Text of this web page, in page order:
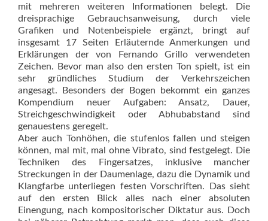
mit mehreren weiteren Informationen belegt. Die
dreisprachige Gebrauchsanweisung, durch viele
Grafiken und Notenbeispiele ergänzt, bringt auf
insgesamt 17 Seiten Erläuternde Anmerkungen und
Erklärungen der von Fernando Grillo verwendeten
Zeichen. Bevor man also den ersten Ton spielt, ist ein
sehr gründliches Studium der Verkehrszeichen
angesagt. Besonders der Bogen bekommt ein ganzes
Kompendium neuer Aufgaben: Ansatz, Dauer,
Streichgeschwindigkeit oder Abhubabstand sind
genauestens geregelt.
Aber auch Tonhöhen, die stufenlos fallen und steigen
können, mal mit, mal ohne Vibrato, sind festgelegt. Die
Techniken des Fingersatzes, inklusive mancher
Streckungen in der Daumenlage, dazu die Dynamik und
Klangfarbe unterliegen festen Vorschriften. Das sieht
auf den ersten Blick alles nach einer absoluten
Einengung, nach kompositorischer Diktatur aus. Doch